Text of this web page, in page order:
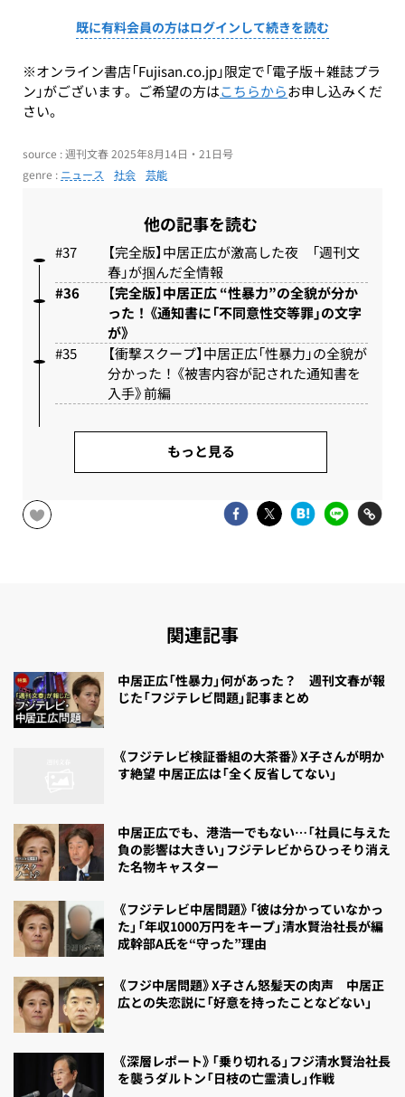
既に有料会員の方はログインして続きを読む
※オンライン書店「Fujisan.co.jp」限定で「電子版＋雑誌プラ
ン」がございます。ご希望の方はこちらからお申し込みくだ
さい。
source : 週刊文春 2025年8月14日・21日号
genre : ニュース 社会 芸能
他の記事を読む
【完全版】中居正広が激高した夜 「週刊文
春」が掴んだ全情報
【完全版】中居正広 “性暴力”の全貌が分か
った！《通知書に「不同意性交等罪」の文字
が》
【衝撃スクープ】中居正広「性暴力」の全貌が
分かった！《被害内容が記された通知書を
入手》前編
もっと見る
関連記事
中居正広「性暴力」何があった？ 週刊文春が報
じた「フジテレビ問題」記事まとめ
《フジテレビ検証番組の大茶番》X子さんが明か
す絶望 中居正広は「全く反省してない」
中居正広でも、港浩一でもない…「社員に与えた
負の影響は大きい」フジテレビからひっそり消え
た名物キャスター
《フジテレビ中居問題》「彼は分かっていなかっ
た」「年収1000万円をキープ」清水賢治社長が編
成幹部A氏を“守った”理由
《フジ中居問題》X子さん怒髪天の肉声 中居正
広との失恋説に「好意を持ったことなどない」
《深層レポート》「乗り切れる」フジ清水賢治社長
を襲うダルトン「日枝の亡霊潰し」作戦